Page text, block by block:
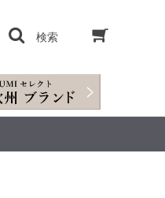
検索